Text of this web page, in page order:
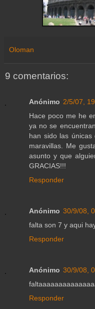
Oloman
9 comentarios:
Anónimo 2/5/07,
Hace poco me he
ya no se
han sido las
maravillas. Me
asunto y que
GRACIAS!!!
Responder
Anónimo 30/9/08,
falta son 7 y aqui
Responder
Anónimo 30/9/08,
Responder